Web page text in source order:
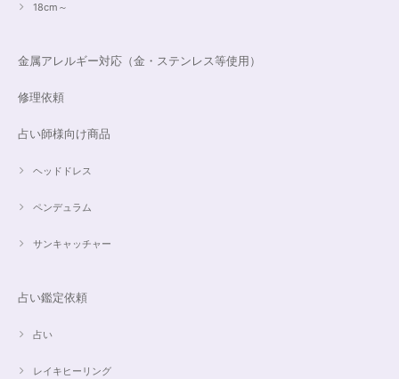
18cm～
金属アレルギー対応（金・ステンレス等使用）
修理依頼
占い師様向け商品
ヘッドドレス
ペンデュラム
サンキャッチャー
占い鑑定依頼
占い
レイキヒーリング